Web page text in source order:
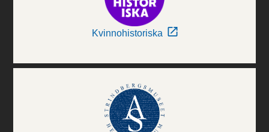
Kvinnohistoriska